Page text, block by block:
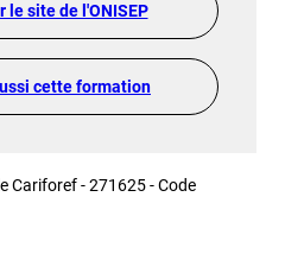
le site de l'ONISEP
cette formation
Cariforef - 271625 - Code